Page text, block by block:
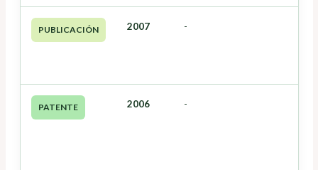
PUBLICACIÓN 2007 -
PATENTE 2006 -